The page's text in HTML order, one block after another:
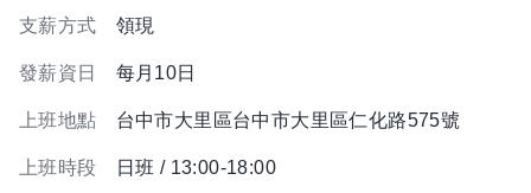
支薪方式 領現
發薪資日 每月10日
上班地點 台中市大里區台中市大里區仁化路575號
上班時段 日班 / 13:00-18:00